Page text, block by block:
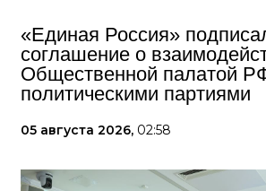
«Единая Россия»
соглашение о
Общественной палатой
политическими партиями
05 августа 2026, 02:58